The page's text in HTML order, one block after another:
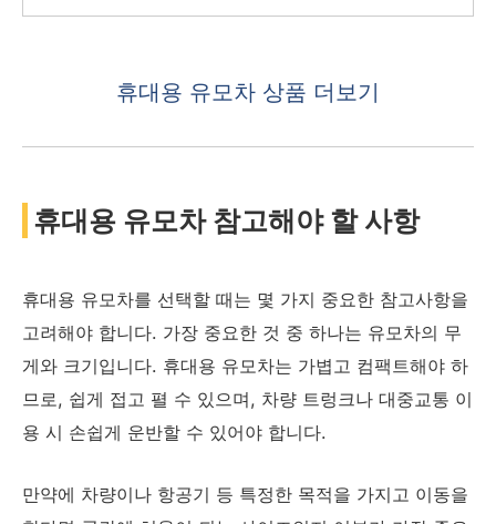
휴대용 유모차 상품 더보기
휴대용 유모차 참고해야 할 사항
휴대용 유모차를 선택할 때는 몇 가지 중요한 참고사항을
고려해야 합니다. 가장 중요한 것 중 하나는 유모차의 무
게와 크기입니다. 휴대용 유모차는 가볍고 컴팩트해야 하
므로, 쉽게 접고 펼 수 있으며, 차량 트렁크나 대중교통 이
용 시 손쉽게 운반할 수 있어야 합니다.
만약에 차량이나 항공기 등 특정한 목적을 가지고 이동을